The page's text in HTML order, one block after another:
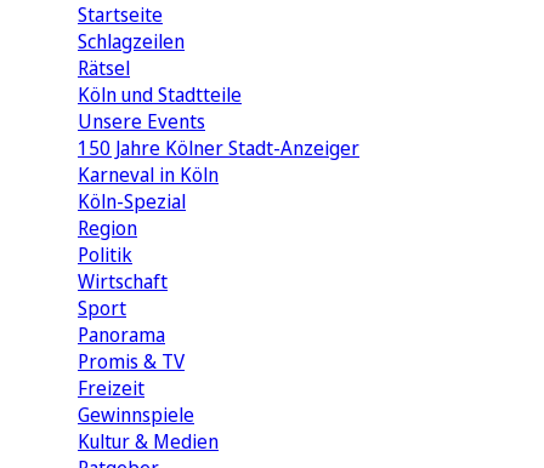
Startseite
Schlagzeilen
Rätsel
Köln und Stadtteile
Unsere Events
150 Jahre Kölner Stadt-Anzeiger
Karneval in Köln
Köln-Spezial
Region
Politik
Wirtschaft
Sport
Panorama
Promis & TV
Freizeit
Gewinnspiele
Kultur & Medien